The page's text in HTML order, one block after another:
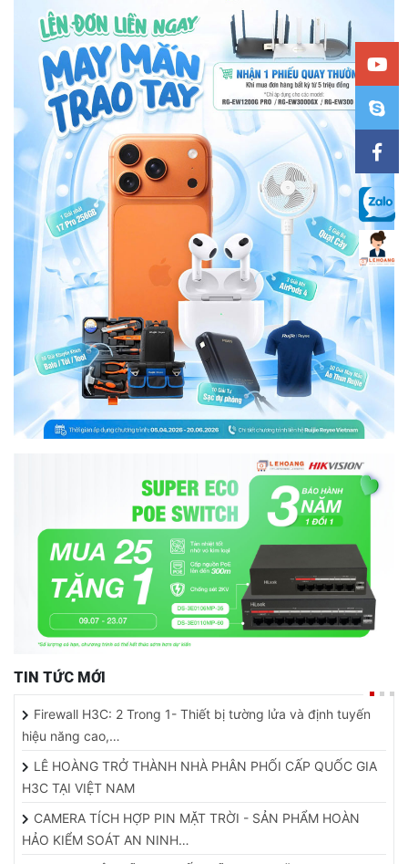
TIN TỨC MỚI
hiệu năng cao,…
LÊ HOÀNG TRỞ THÀNH NHÀ PHÂN PHỐI CẤP QUỐC GIA
H3C TẠI VIỆT NAM
CAMERA TÍCH HỢP PIN MẶT TRỜI - SẢN PHẨM HOÀN
HẢO KIỂM SOÁT AN NINH…
ZKTECO SIÊU BÃO KHUYẾN MÃI MUA 5 TẶNG 1 K60